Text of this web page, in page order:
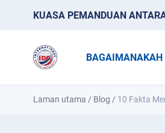
KUASA PEMANDUAN
BAGAIMANAKAH
Laman utama / Blog / 10 Fakta